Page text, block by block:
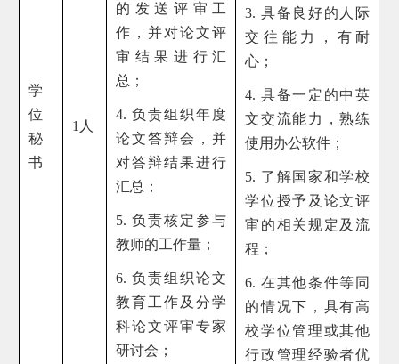
学
位
秘
书
1人
的发送评审工
作，并对论文评
审结果进行汇
总；
4. 负责组织年度
论文答辩会，并
对答辩结果进行
汇总；
5. 负责核定参与
教师的工作量；
6. 负责组织论文
教育工作及分学
科论文评审专家
研讨会；
3. 具备良好的人际
交往能力，有耐
心；
4. 具备一定的中英
文交流能力，熟练
使用办公软件；
5. 了解国家和学校
学位授予及论文评
审的相关规定及流
程；
6. 在其他条件等同
的情况下，具有高
校学位管理或其他
行政管理经验者优